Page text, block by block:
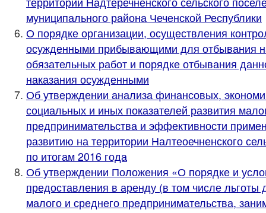
муниципального района Чеченской Республики
О порядке организации, осуществления
осужденными прибывающими для отбывания
обязательных работ и порядке отбывания
наказания осужденными
Об утверждении анализа финансовых,
социальных и иных показателей развития
предпринимательства и эффективности
развитию на территории Налтеоечненского
по итогам 2016 года
Об утверждении Положения «О порядке и
предоставления в аренду (в том числе льготы
малого и среднего предпринимательства,